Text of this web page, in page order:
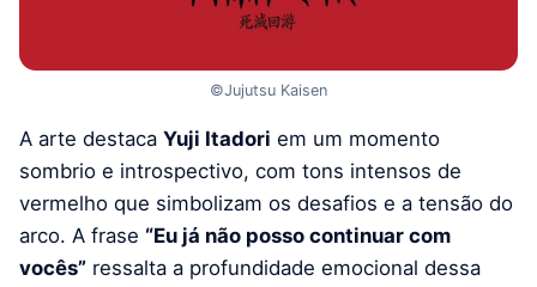
©Jujutsu Kaisen
A arte destaca Yuji Itadori em um momento
sombrio e introspectivo, com tons intensos de
vermelho que simbolizam os desafios e a tensão do
arco. A frase “Eu já não posso continuar com
vocês” ressalta a profundidade emocional dessa